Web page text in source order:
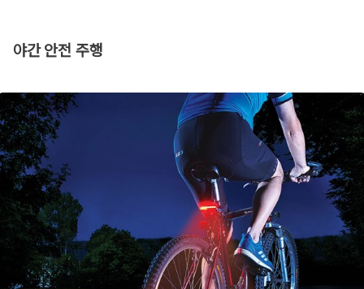
야간 안전 주행